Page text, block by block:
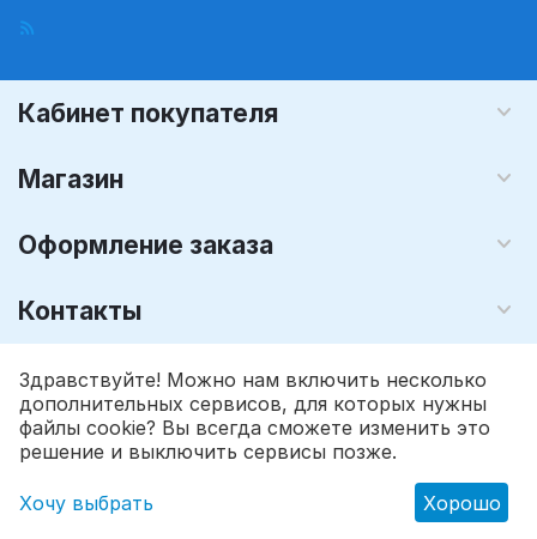
Кабинет покупателя
Магазин
Оформление заказа
Контакты
© 2008 - 2026 Графика-М (розничный интернет магазин). На
базеCS-Cart - Платформа для интернет-магазинов
Избранное Профиль
Здравствуйте! Можно нам включить несколько
дополнительных сервисов, для которых нужны
файлы cookie? Вы всегда сможете изменить это
решение и выключить сервисы позже.
Хочу выбрать Хорошо